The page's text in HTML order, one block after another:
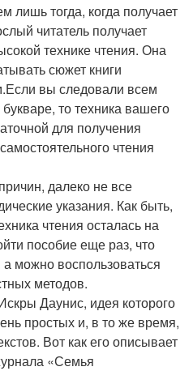
лишь тогда, когда получает
читатель получает
технике чтения. Она
сюжет книги
вы следовали всем
то техника вашего
для получения
чтения
далеко не все
указания. Как быть,
чтения осталась на
пособие еще раз, что
можно воспользоваться
методов.
Даунис, идея которого
простых и, в то же время,
Вот как его описывает
«Семья